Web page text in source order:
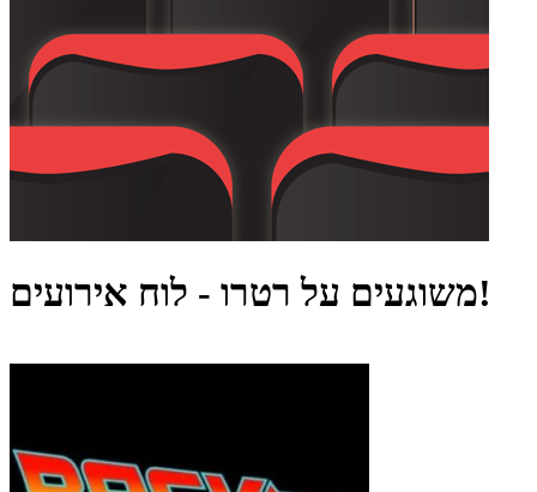
משוגעים על רטרו - לוח אירועים!